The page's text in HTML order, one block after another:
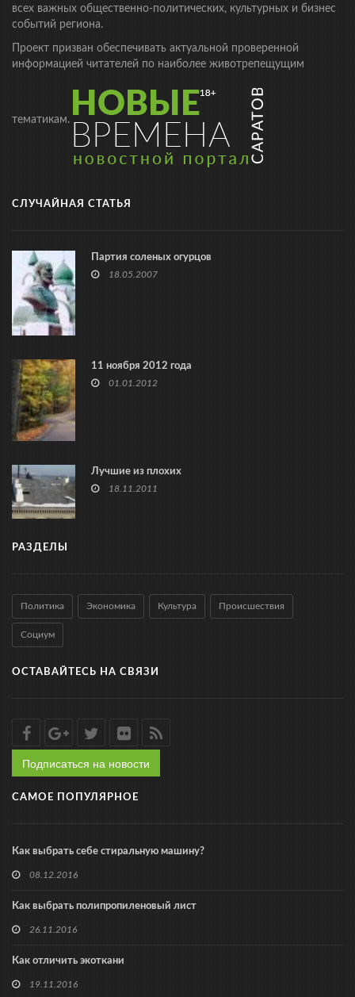
всех важных общественно-политических, культурных и бизнес
событий региона.
Проект призван обеспечивать актуальной проверенной
информацией читателей по наиболее животрепещущим
тематикам.
СЛУЧАЙНАЯ СТАТЬЯ
Партия соленых огурцов
18.05.2007
11 ноября 2012 года
01.01.2012
Лучшие из плохих
18.11.2011
РАЗДЕЛЫ
Политика Экономика Культура Происшествия
Социум
ОСТАВАЙТЕСЬ НА СВЯЗИ
Подписаться на новости
САМОЕ ПОПУЛЯРНОЕ
Как выбрать себе стиральную машину?
08.12.2016
Как выбрать полипропиленовый лист
26.11.2016
Как отличить экоткани
19.11.2016